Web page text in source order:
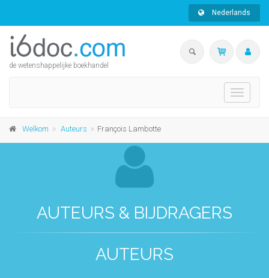
Nederlands
de wetenshappelijke boekhandel
Toggle
Welkom Auteurs François Lambotte
AUTEURS & BIJDRAGERS
AUTEURS